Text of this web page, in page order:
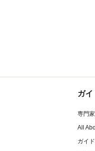
ガ
専門
All
ガイ